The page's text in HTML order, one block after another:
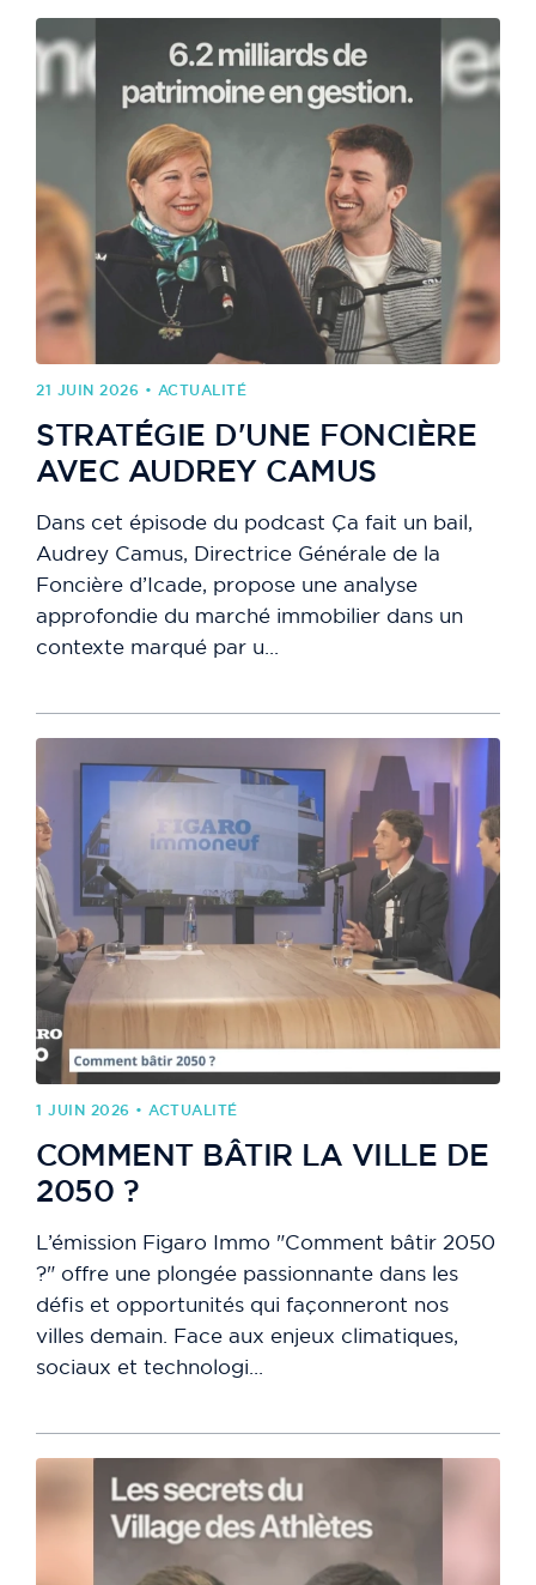
21 JUIN 2026 • ACTUALITÉ
STRATÉGIE D'UNE FONCIÈRE
AVEC AUDREY CAMUS
Dans cet épisode du podcast Ça fait un bail,
Audrey Camus, Directrice Générale de la
Foncière d’Icade, propose une analyse
approfondie du marché immobilier dans un
contexte marqué par u...
1 JUIN 2026 • ACTUALITÉ
COMMENT BÂTIR LA VILLE DE
2050 ?
L’émission Figaro Immo "Comment bâtir 2050
?" offre une plongée passionnante dans les
défis et opportunités qui façonneront nos
villes demain. Face aux enjeux climatiques,
sociaux et technologi...